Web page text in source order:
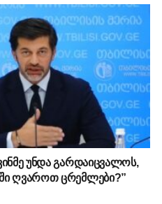
უნდა გარდაიცვალოს,
ღვაროთ ცრემლები?”